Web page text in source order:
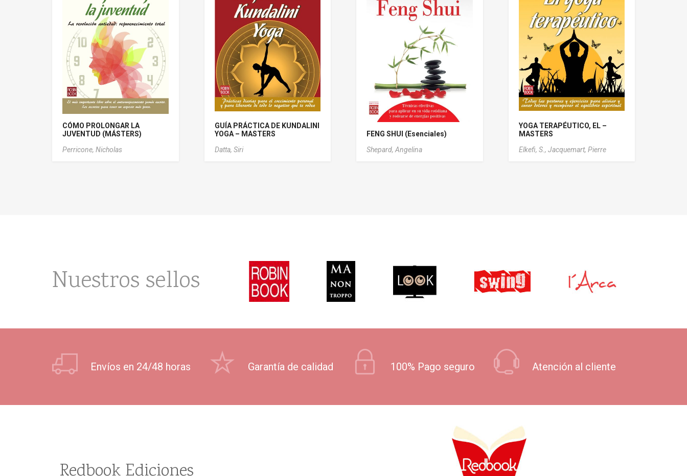
CÓMO PROLONGAR LA
JUVENTUD (MÁSTERS)
Perricone, Nicholas
GUÍA PRÁCTICA DE KUNDALINI
YOGA – MASTERS
Datta, Siri
FENG SHUI (Esenciales)
Shepard, Angelina
YOGA TERAPÉUTICO, EL –
MASTERS
Elkefi, S., Jacquemart, Pierre
Nuestros sellos
Envíos en 24/48 horas Garantía de calidad 100% Pago seguro Atención al cliente